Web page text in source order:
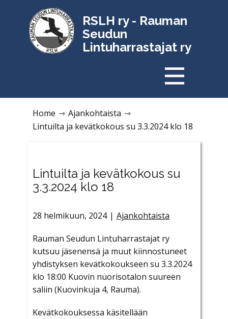
RSLH ry - Rauman
Seudun
Lintuharrastajat ry
Home ⇾ Ajankohtaista ⇾
Lintuilta ja kevätkokous su 3.3.2024 klo 18
Lintuilta ja kevätkokous su
3.3.2024 klo 18
28 helmikuun, 2024 Ajankohtaista
Rauman Seudun Lintuharrastajat ry
kutsuu jäsenensä ja muut kiinnostuneet
yhdistyksen kevätkokoukseen su 3.3.2024
klo 18:00 Kuovin nuorisotalon suureen
saliin (Kuovinkuja 4, Rauma).
Kevätkokouksessa käsitellään